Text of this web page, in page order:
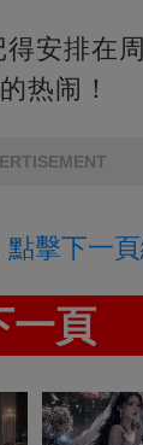
安排在
热闹！
擊下一
一頁